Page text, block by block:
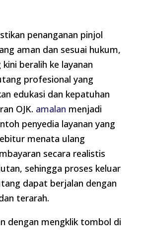
penanganan pinjol
aman dan sesuai hukum,
beralih ke layanan
profesional yang
edukasi dan kepatuhan
OJK. amalan menjadi
penyedia layanan yang
menata ulang
secara realistis
sehingga proses keluar
dapat berjalan dengan
terarah.
dengan mengklik tombol di